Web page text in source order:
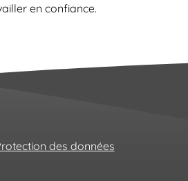
en confiance.
des données